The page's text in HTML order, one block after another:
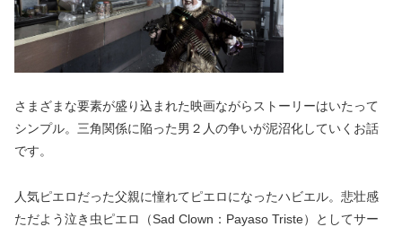
さまざまな要素が盛り込まれた映画ながらストーリーはいたって
シンプル。三角関係に陥った男２人の争いが泥沼化していくお話
です。
人気ピエロだった父親に憧れてピエロになったハビエル。悲壮感
ただよう泣き虫ピエロ（Sad Clown：Payaso Triste）としてサー